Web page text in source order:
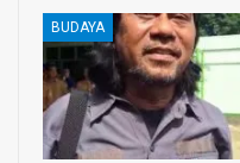
BUDAYA